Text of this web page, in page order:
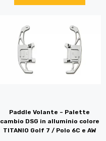
Paddle Volante – Palette
cambio DSG in alluminio colore
TITANIO Golf 7 / Polo 6C e AW